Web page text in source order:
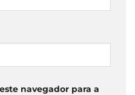
navegador para a